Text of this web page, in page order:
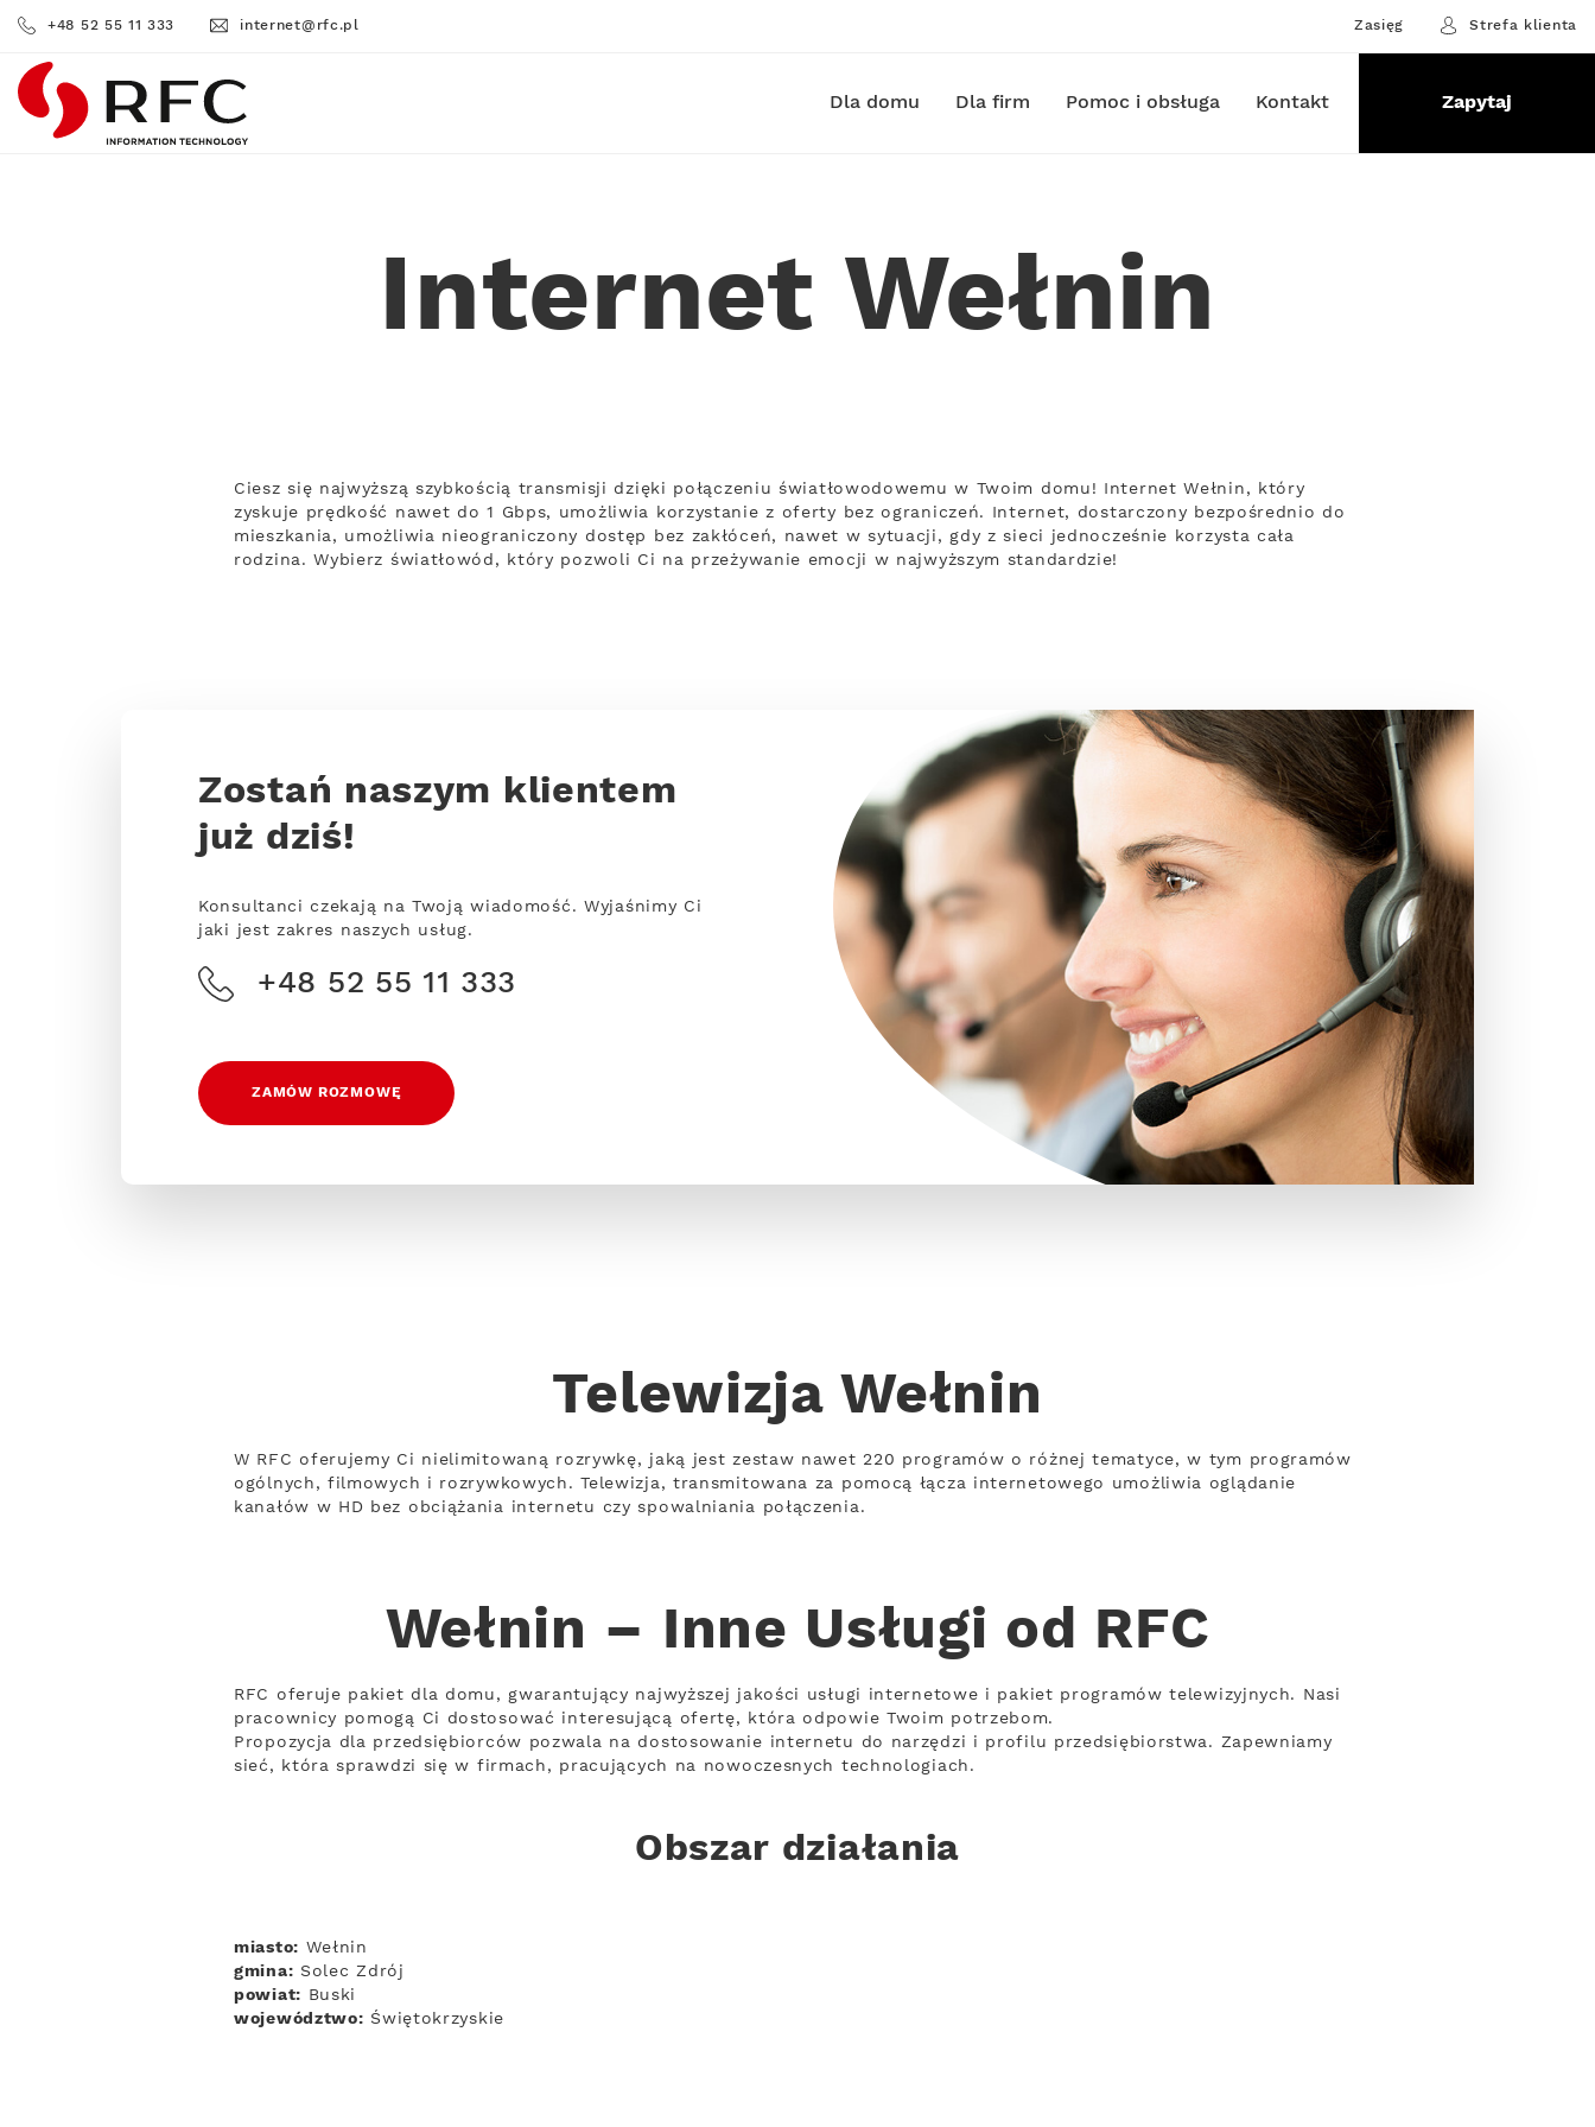
+48 52 55 11 333 internet@rfc.pl Zasięg Strefa klienta
RFC Dla domu Dla firm Pomoc i obsługa Kontakt Zapytaj
Internet Wełnin
Ciesz się najwyższą szybkością transmisji dzięki połączeniu światłowodowemu w Twoim domu! Internet Wełnin, który
zyskuje prędkość nawet do 1 Gbps, umożliwia korzystanie z oferty bez ograniczeń. Internet, dostarczony bezpośrednio do
mieszkania, umożliwia nieograniczony dostęp bez zakłóceń, nawet w sytuacji, gdy z sieci jednocześnie korzysta cała
rodzina. Wybierz światłowód, który pozwoli Ci na przeżywanie emocji w najwyższym standardzie!
Zostań naszym klientem
już dziś!
Konsultanci czekają na Twoją wiadomość. Wyjaśnimy Ci
jaki jest zakres naszych usług.
+48 52 55 11 333
ZAMÓW ROZMOWĘ
Telewizja Wełnin
W RFC oferujemy Ci nielimitowaną rozrywkę, jaką jest zestaw nawet 220 programów o różnej tematyce, w tym programów
ogólnych, filmowych i rozrywkowych. Telewizja, transmitowana za pomocą łącza internetowego umożliwia oglądanie
kanałów w HD bez obciążania internetu czy spowalniania połączenia.
Wełnin – Inne Usługi od RFC
RFC oferuje pakiet dla domu, gwarantujący najwyższej jakości usługi internetowe i pakiet programów telewizyjnych. Nasi
pracownicy pomogą Ci dostosować interesującą ofertę, która odpowie Twoim potrzebom.
Propozycja dla przedsiębiorców pozwala na dostosowanie internetu do narzędzi i profilu przedsiębiorstwa. Zapewniamy
sieć, która sprawdzi się w firmach, pracujących na nowoczesnych technologiach.
Obszar działania
miasto: Wełnin
gmina: Solec Zdrój
powiat: Buski
województwo: Świętokrzyskie